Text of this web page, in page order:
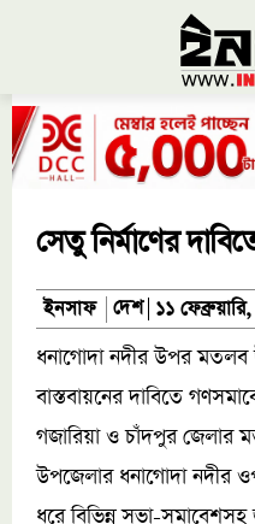
সেতু নির্মাণের
ইনসাফ দেশ ১১
ধনাগোদা নদীর উপর মতলব
বাস্তবায়নের দাবিতে
গজারিয়া ও চাঁদপুর জেলার
উপজেলার ধনাগোদা নদীর
ধরে বিভিন্ন সভা-